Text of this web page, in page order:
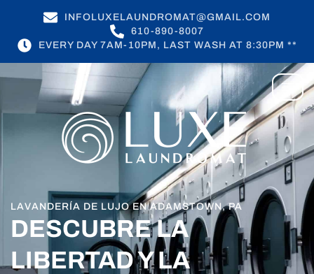
INFOLUXELAUNDROMAT@GMAIL.COM
610-890-8007
EVERY DAY 7AM-10PM, LAST WASH AT 8:30PM **
LAVANDERÍA DE LUJO EN ADAMSTOWN, PA
DESCUBRE LA
LIBERTAD Y LA